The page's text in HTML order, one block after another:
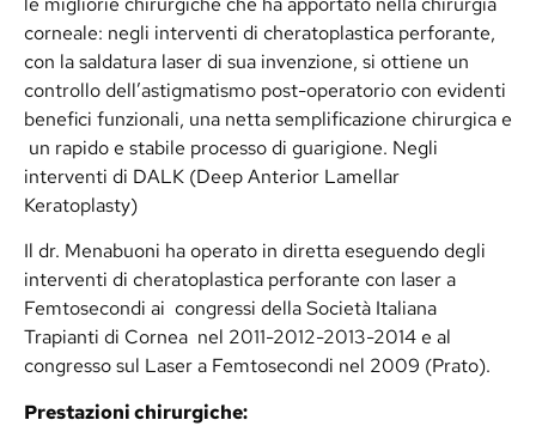
corneale: negli interventi di cheratoplastica perforante,
con la saldatura laser di sua invenzione, si ottiene un
controllo dell’astigmatismo post-operatorio con evidenti
benefici funzionali, una netta semplificazione chirurgica e
un rapido e stabile processo di guarigione. Negli
interventi di DALK (Deep Anterior Lamellar
Keratoplasty)
Il dr. Menabuoni ha operato in diretta eseguendo degli
interventi di cheratoplastica perforante con laser a
Femtosecondi ai congressi della Società Italiana
Trapianti di Cornea nel 2011-2012-2013-2014 e al
congresso sul Laser a Femtosecondi nel 2009 (Prato).
Prestazioni chirurgiche: